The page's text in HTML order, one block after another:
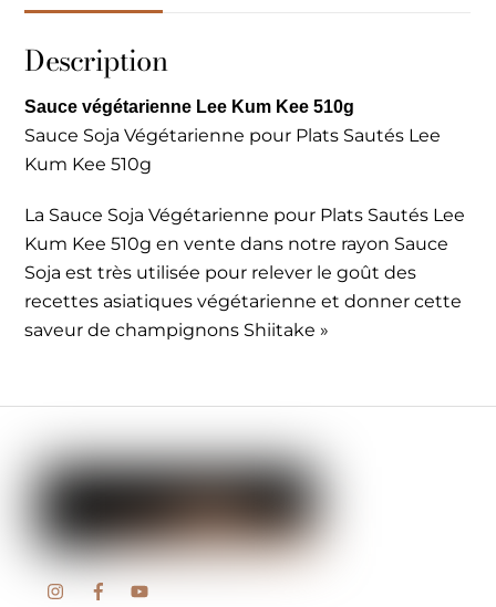
Description
Sauce végétarienne Lee Kum Kee 510g
Sauce Soja Végétarienne pour Plats Sautés Lee
Kum Kee 510g
La Sauce Soja Végétarienne pour Plats Sautés Lee
Kum Kee 510g en vente dans notre rayon Sauce
Soja est très utilisée pour relever le goût des
recettes asiatiques végétarienne et donner cette
saveur de champignons Shiitake »